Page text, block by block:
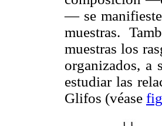
— se
muestras.
muestras los
organizados, a
estudiar las
Glifos (véase